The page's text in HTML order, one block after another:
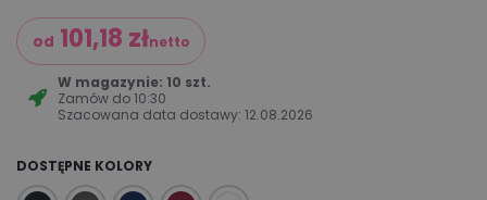
od 101,18 złnetto
W magazynie: 10 szt.
Zamów do10:30
Szacowana data dostawy:12.08.2026
DOSTĘPNE KOLORY